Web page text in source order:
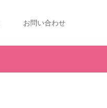
お問い合わせ